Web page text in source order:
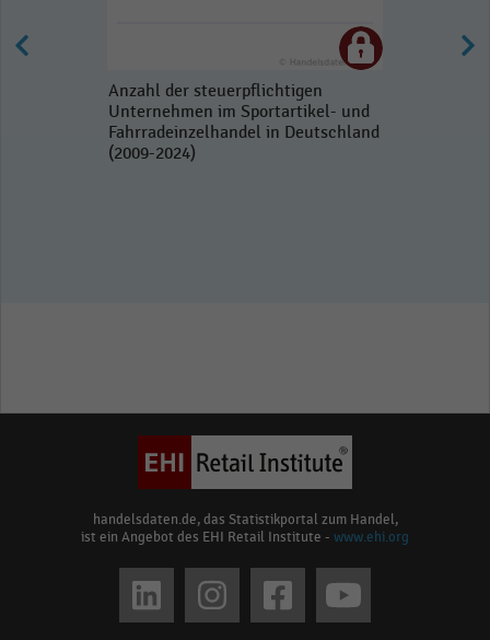
Anzahl der steuerpflichtigen
Unternehmen im Sportartikel- und
Fahrradeinzelhandel in Deutschland
(2009-2024)
handelsdaten.de, das Statistikportal zum Handel,
ist ein Angebot des EHI Retail Institute - www.ehi.org